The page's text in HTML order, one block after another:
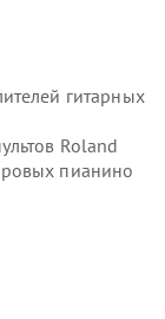
гитарных
Roland
пианино